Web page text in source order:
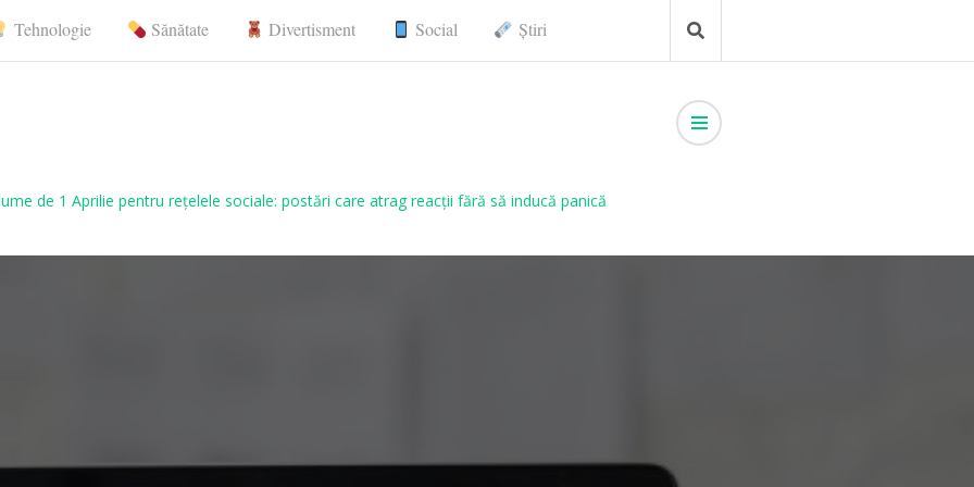
Tehnologie Sănătate Divertisment Social Știri
de 1 Aprilie pentru rețelele sociale: postări care atrag reacții fără să inducă panică